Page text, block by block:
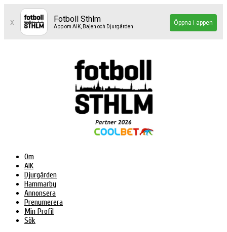
x Fotboll Sthlm
App om AIK, Bajen och Djurgården
Öppna i appen
Om
AIK
Djurgården
Hammarby
Annonsera
Prenumerera
Min Profil
Sök